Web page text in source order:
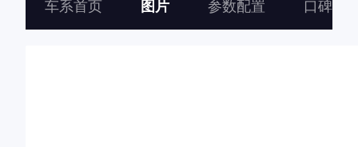
车系首页 图片 参数配置 口碑